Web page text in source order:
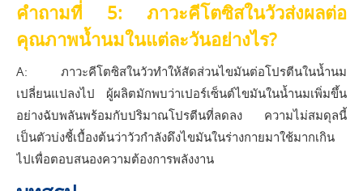
คำถามที่ 5: ภาวะคีโตซิสในวัวส่งผลต่อ
คุณภาพน้ำนมในแต่ละวันอย่างไร?
A: ภาวะคีโตซิสในวัวทำให้สัดส่วนไขมันต่อโปรตีนในน้ำนม
เปลี่ยนแปลงไป ผู้ผลิตมักพบว่าเปอร์เซ็นต์ไขมันในน้ำนมเพิ่มขึ้น
อย่างฉับพลันพร้อมกับปริมาณโปรตีนที่ลดลง ความไม่สมดุลนี้
เป็นตัวบ่งชี้เบื้องต้นว่าวัวกำลังดึงไขมันในร่างกายมาใช้มากเกิน
ไปเพื่อตอบสนองความต้องการพลังงาน